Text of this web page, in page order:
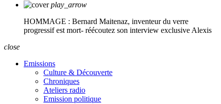
play_arrow
HOMMAGE : Bernard Maitenaz, inventeur du verre
progressif est mort- réécoutez son interview exclusive Alexis
close
Emissions
Culture & Découverte
Chroniques
Ateliers radio
Emission politique